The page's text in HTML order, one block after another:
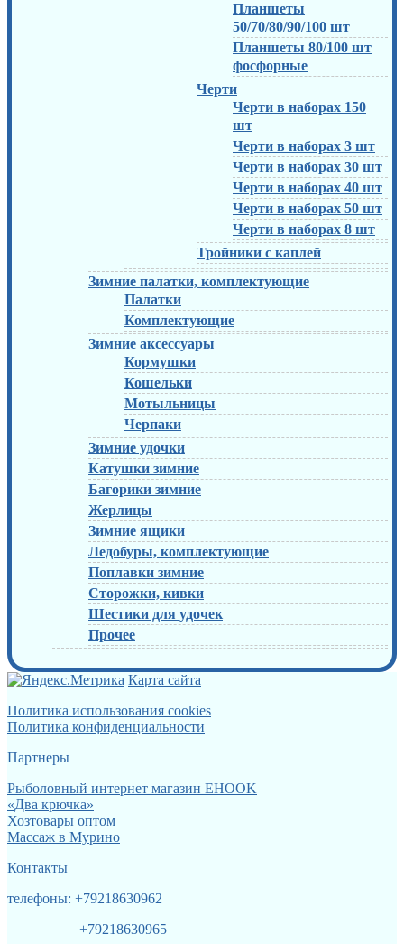
Планшеты
50/70/80/90/100 шт
Планшеты 80/100 шт
фосфорные
Черти
Черти в наборах 150
шт
Черти в наборах 3 шт
Черти в наборах 30 шт
Черти в наборах 40 шт
Черти в наборах 50 шт
Черти в наборах 8 шт
Тройники с каплей
Зимние палатки, комплектующие
Палатки
Комплектующие
Зимние аксессуары
Кормушки
Кошельки
Мотыльницы
Черпаки
Зимние удочки
Катушки зимние
Багорики зимние
Жерлицы
Зимние ящики
Ледобуры, комплектующие
Поплавки зимние
Сторожки, кивки
Шестики для удочек
Прочее
Карта сайта
Политика использования cookies
Политика конфиденциальности
Партнеры
Рыболовный интернет магазин EHOOK
«Два крючка»
Хозтовары оптом
Массаж в Мурино
Контакты
телефоны: +79218630962
+79218630965